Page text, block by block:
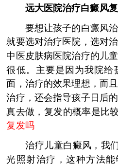
远大医院治疗白癜风复
要想让孩子的白癜风治
就要选对治疗医院，选对
中医皮肤病医院治疗的儿
很低。主要是因为我院给
面，治疗的效果理想，而
治疗，还会指导孩子日后
真去做，复发的概率是比较
复发吗
治疗儿童白癜风，我们
光照射治疗，这种方法